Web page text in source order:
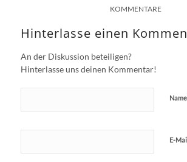
KOMMENTARE
Hinterlasse einen
An der Diskussion beteiligen?
Hinterlasse uns deinen Kommentar!
Name
E-